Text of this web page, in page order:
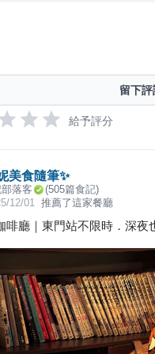
留下評
給予評分
美食隨筆✨
落客 (505篇食記)
12/01 推薦了這家餐廳
啡廳｜東門站不限時．深夜